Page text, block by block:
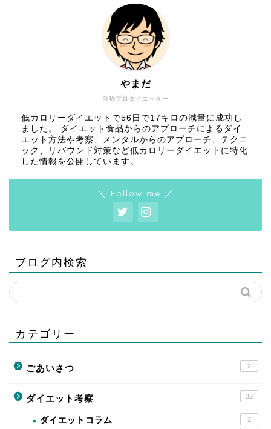
自称プロダイエッター
やまだ
低カロリーダイエットで56日で17キロの減量に成功し
ました。 ダイエット食品からのアプローチによるダイ
エット方法や考察、メンタルからのアプローチ、テクニ
ック、リバウンド対策など低カロリーダイエットに特化
した情報を公開しています。
＼ Follow me ／
ブログ内検索
カテゴリー
ごあいさつ 2
ダイエット考察 32
ダイエットコラム 2